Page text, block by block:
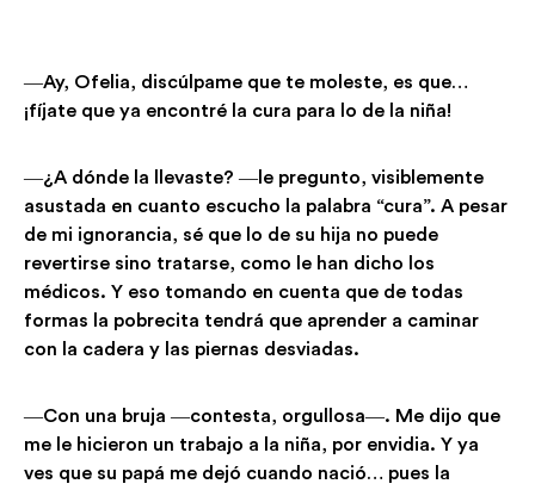
―Ay, Ofelia, discúlpame que te moleste, es que…
¡fíjate que ya encontré la cura para lo de la niña!
―¿A dónde la llevaste? ―le pregunto, visiblemente
asustada en cuanto escucho la palabra “cura”. A pesar
de mi ignorancia, sé que lo de su hija no puede
revertirse sino tratarse, como le han dicho los
médicos. Y eso tomando en cuenta que de todas
formas la pobrecita tendrá que aprender a caminar
con la cadera y las piernas desviadas.
―Con una bruja ―contesta, orgullosa―. Me dijo que
me le hicieron un trabajo a la niña, por envidia. Y ya
ves que su papá me dejó cuando nació… pues la